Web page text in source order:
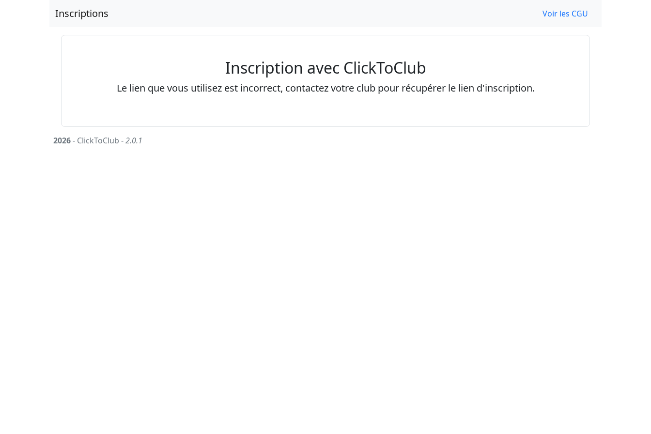
Inscriptions Voir les CGU
Inscription avec ClickToClub
Le lien que vous utilisez est incorrect, contactez votre club pour récupérer le lien d'inscription.
2026- ClickToClub -2.0.1